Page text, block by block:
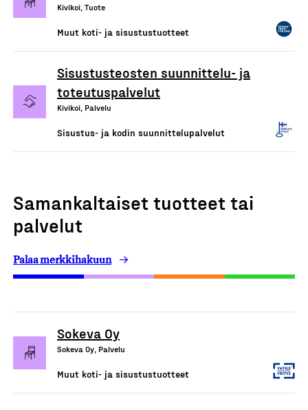
Kivikoi, Tuote
Muut koti- ja sisustustuotteet
Sisustusteosten suunnittelu- ja
toteutuspalvelut
Kivikoi, Palvelu
Sisustus- ja kodin suunnittelupalvelut
Samankaltaiset tuotteet tai
palvelut
Palaa merkkihakuun
Sokeva Oy
Sokeva Oy, Palvelu
Muut koti- ja sisustustuotteet